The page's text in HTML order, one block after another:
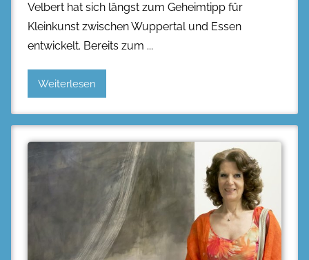
Velbert hat sich längst zum Geheimtipp für
Kleinkunst zwischen Wuppertal und Essen
entwickelt. Bereits zum
Weiterlesen